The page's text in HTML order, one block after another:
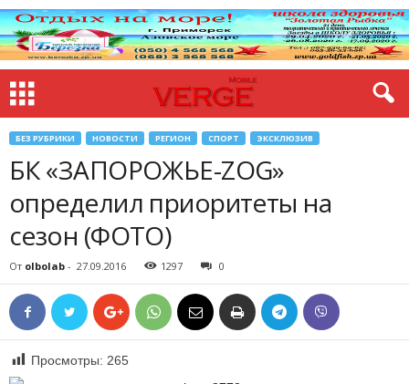
БЕЗ РУБРИКИ НОВОСТИ РЕГИОН СПОРТ ЭКСКЛЮЗИВ
БК «ЗАПОРОЖЬЕ-ZOG»
определил приоритеты на
сезон (ФОТО)
От olbolab - 27.09.2016 1297 0
Просмотры: 265